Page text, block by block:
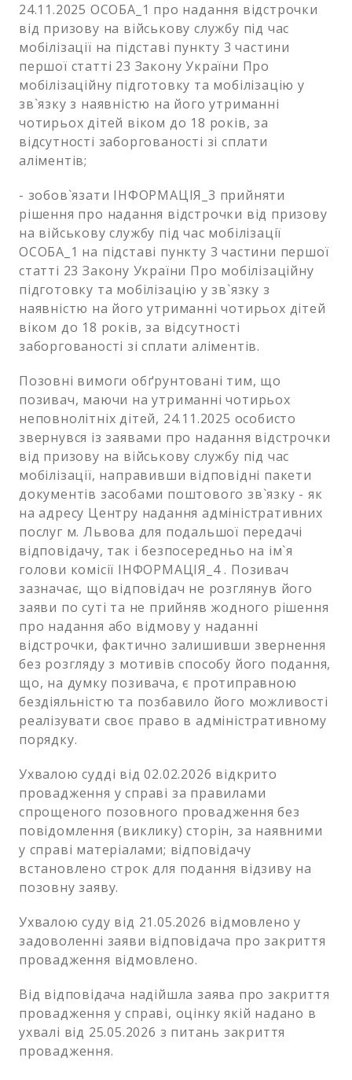
24.11.2025 ОСОБА_1 про надання відстрочки
від призову на військову службу під час
мобілізації на підставі пункту 3 частини
першої статті 23 Закону України Про
мобілізаційну підготовку та мобілізацію у
зв`язку з наявністю на його утриманні
чотирьох дітей віком до 18 років, за
відсутності заборгованості зі сплати
аліментів;
- зобов`язати ІНФОРМАЦІЯ_3 прийняти
рішення про надання відстрочки від призову
на військову службу під час мобілізації
ОСОБА_1 на підставі пункту 3 частини першої
статті 23 Закону України Про мобілізаційну
підготовку та мобілізацію у зв`язку з
наявністю на його утриманні чотирьох дітей
віком до 18 років, за відсутності
заборгованості зі сплати аліментів.
Позовні вимоги обґрунтовані тим, що
позивач, маючи на утриманні чотирьох
неповнолітніх дітей, 24.11.2025 особисто
звернувся із заявами про надання відстрочки
від призову на військову службу під час
мобілізації, направивши відповідні пакети
документів засобами поштового зв`язку - як
на адресу Центру надання адміністративних
послуг м. Львова для подальшої передачі
відповідачу, так і безпосередньо на ім`я
голови комісії ІНФОРМАЦІЯ_4 . Позивач
зазначає, що відповідач не розглянув його
заяви по суті та не прийняв жодного рішення
про надання або відмову у наданні
відстрочки, фактично залишивши звернення
без розгляду з мотивів способу його подання,
що, на думку позивача, є протиправною
бездіяльністю та позбавило його можливості
реалізувати своє право в адміністративному
порядку.
Ухвалою судді від 02.02.2026 відкрито
провадження у справі за правилами
спрощеного позовного провадження без
повідомлення (виклику) сторін, за наявними
у справі матеріалами; відповідачу
встановлено строк для подання відзиву на
позовну заяву.
Ухвалою суду від 21.05.2026 відмовлено у
задоволенні заяви відповідача про закриття
провадження відмовлено.
Від відповідача надійшла заява про закриття
провадження у справі, оцінку якій надано в
ухвалі від 25.05.2026 з питань закриття
провадження.